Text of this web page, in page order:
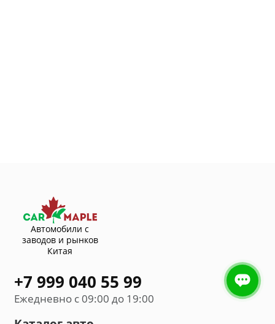
Автомобили с
заводов и рынков
Китая
+7 999 040 55 99
Ежедневно с 09:00 до 19:00